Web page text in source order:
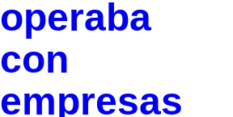
operaba
con
empresas